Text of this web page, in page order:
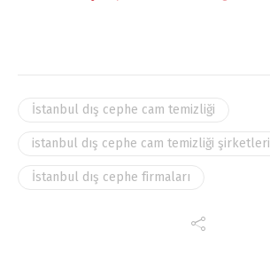
İstanbul dış cephe cam temizliği
istanbul dış cephe cam temizliği şirketleri
İstanbul dış cephe firmaları